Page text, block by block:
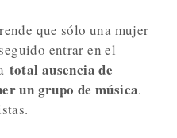
que sólo una mujer
entrar en el
total ausencia de
un grupo de música.